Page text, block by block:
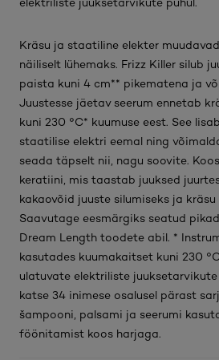
Kräsu ja staatiline elekter
näiliselt lühemaks. Frizz Killer silub
paista kuni 4 cm** pikematena ja
Juustesse jäetav seerum ennetab
kuni 230 °C* kuumuse eest. See
staatilise elektri eemal ning
seada täpselt nii, nagu soovite.
keratiini, mis taastab juuksed
kakaovõid juuste silumiseks ja kräsu
Saavutage eesmärgiks seatud
Dream Length toodete abil. *
kasutades kuumakaitset kuni 230
ulatuvate elektriliste juuksetarvikute
katse 34 inimese osalusel pärast
šampooni, palsami ja seerumi
föönitamist koos harjaga.